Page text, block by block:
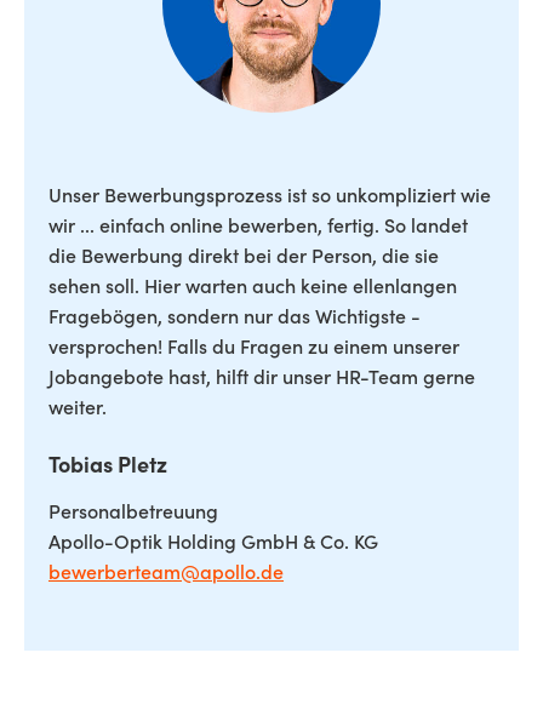
Unser Bewerbungsprozess ist so unkompliziert wie
wir ... einfach online bewerben, fertig. So landet
die Bewerbung direkt bei der Person, die sie
sehen soll. Hier warten auch keine ellenlangen
Fragebögen, sondern nur das Wichtigste -
versprochen! Falls du Fragen zu einem unserer
Jobangebote hast, hilft dir unser HR-Team gerne
weiter.
Tobias Pletz
Personalbetreuung
Apollo-Optik Holding GmbH & Co. KG
bewerberteam@apollo.de